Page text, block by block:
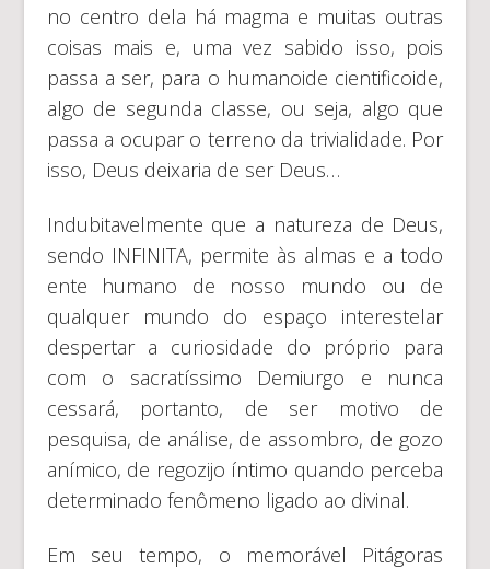
no centro dela há magma e muitas outras
coisas mais e, uma vez sabido isso, pois
passa a ser, para o humanoide cientificoide,
algo de segunda classe, ou seja, algo que
passa a ocupar o terreno da trivialidade. Por
isso, Deus deixaria de ser Deus…
Indubitavelmente que a natureza de Deus,
sendo INFINITA, permite às almas e a todo
ente humano de nosso mundo ou de
qualquer mundo do espaço interestelar
despertar a curiosidade do próprio para
com o sacratíssimo Demiurgo e nunca
cessará, portanto, de ser motivo de
pesquisa, de análise, de assombro, de gozo
anímico, de regozijo íntimo quando perceba
determinado fenômeno ligado ao divinal.
Em seu tempo, o memorável Pitágoras